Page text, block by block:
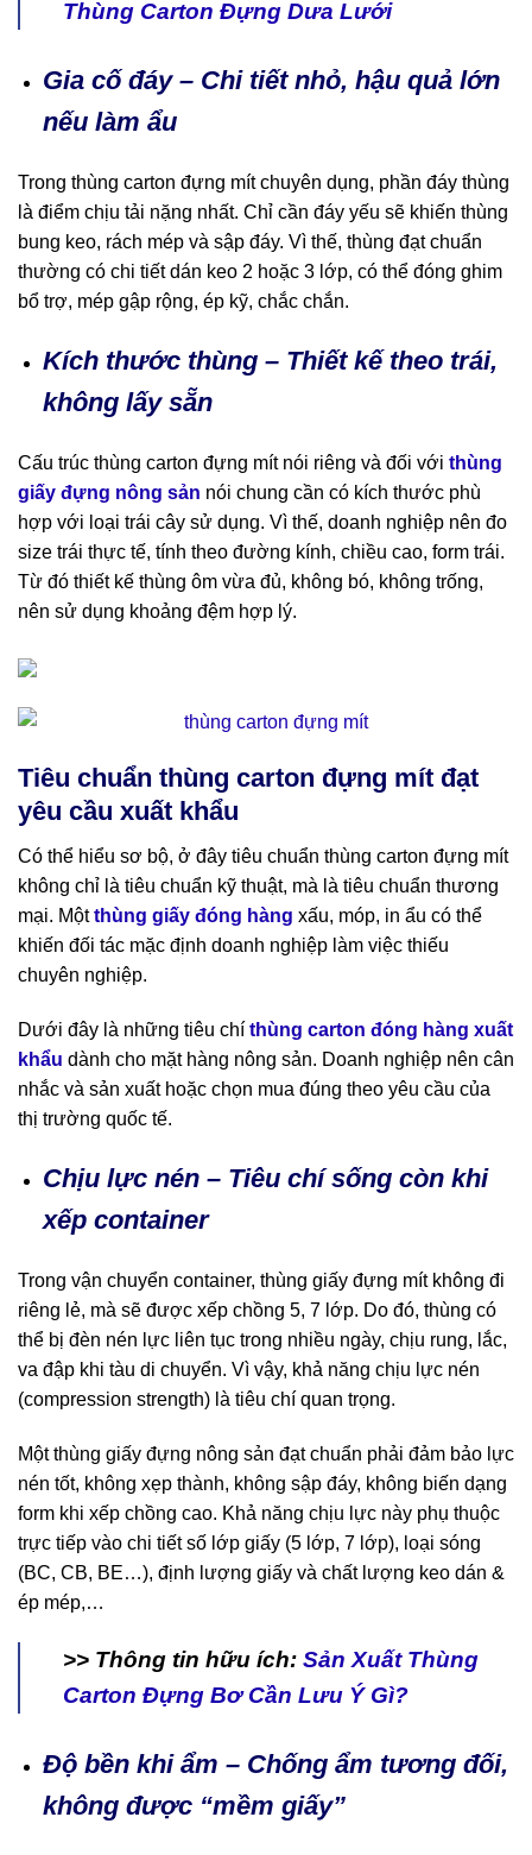
Thùng Carton Đựng Dưa Lưới
Gia cố đáy – Chi tiết nhỏ, hậu quả lớn
nếu làm ẩu
Trong thùng carton đựng mít chuyên dụng, phần đáy thùng
là điểm chịu tải nặng nhất. Chỉ cần đáy yếu sẽ khiến thùng
bung keo, rách mép và sập đáy. Vì thế, thùng đạt chuẩn
thường có chi tiết dán keo 2 hoặc 3 lớp, có thể đóng ghim
bổ trợ, mép gập rộng, ép kỹ, chắc chắn.
Kích thước thùng – Thiết kế theo trái,
không lấy sẵn
Cấu trúc thùng carton đựng mít nói riêng và đối với thùng
giấy đựng nông sản nói chung cần có kích thước phù
hợp với loại trái cây sử dụng. Vì thế, doanh nghiệp nên đo
size trái thực tế, tính theo đường kính, chiều cao, form trái.
Từ đó thiết kế thùng ôm vừa đủ, không bó, không trống,
nên sử dụng khoảng đệm hợp lý.
Tiêu chuẩn thùng carton đựng mít đạt
yêu cầu xuất khẩu
Có thể hiểu sơ bộ, ở đây tiêu chuẩn thùng carton đựng mít
không chỉ là tiêu chuẩn kỹ thuật, mà là tiêu chuẩn thương
mại. Mộtthùng giấy đóng hàng xấu, móp, in ẩu có thể
khiến đối tác mặc định doanh nghiệp làm việc thiếu
chuyên nghiệp.
Dưới đây là những tiêu chí thùng carton đóng hàng xuất
khẩu dành cho mặt hàng nông sản. Doanh nghiệp nên cân
nhắc và sản xuất hoặc chọn mua đúng theo yêu cầu của
thị trường quốc tế.
Chịu lực nén – Tiêu chí sống còn khi
xếp container
Trong vận chuyển container, thùng giấy đựng mít không đi
riêng lẻ, mà sẽ được xếp chồng 5, 7 lớp. Do đó, thùng có
thể bị đèn nén lực liên tục trong nhiều ngày, chịu rung, lắc,
va đập khi tàu di chuyển. Vì vậy, khả năng chịu lực nén
(compression strength) là tiêu chí quan trọng.
Một thùng giấy đựng nông sản đạt chuẩn phải đảm bảo lực
nén tốt, không xẹp thành, không sập đáy, không biến dạng
form khi xếp chồng cao. Khả năng chịu lực này phụ thuộc
trực tiếp vào chi tiết số lớp giấy (5 lớp, 7 lớp), loại sóng
(BC, CB, BE…), định lượng giấy và chất lượng keo dán &
ép mép,…
>> Thông tin hữu ích: Sản Xuất Thùng
Carton Đựng Bơ Cần Lưu Ý Gì?
Độ bền khi ẩm – Chống ẩm tương đối,
không được “mềm giấy”